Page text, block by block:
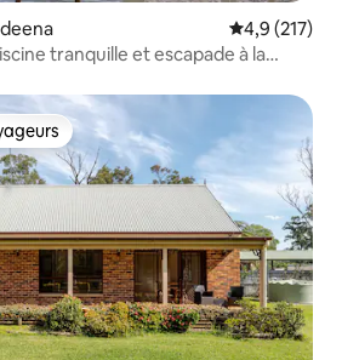
Évaluation
4,9 (217)
tranquille et escapade à la
les plus appréciés